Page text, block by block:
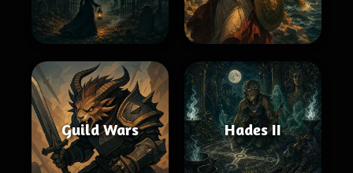
Guild Wars Hades II